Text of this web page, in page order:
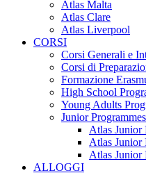
Atlas Malta
Atlas Clare
Atlas Liverpool
CORSI
Corsi Generali e
Corsi di
Formazione
High School
Young Adults
Junior
Atlas Junior
Atlas Junior
Atlas Junior
ALLOGGI